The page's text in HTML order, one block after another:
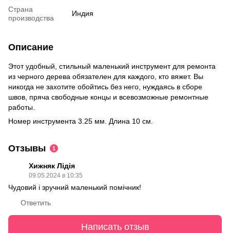
Страна
производства
Индия
Описание
Этот удобный, стильный маленький инструмент для ремонта
из черного дерева обязателен для каждого, кто вяжет. Вы
никогда не захотите обойтись без него, нуждаясь в сборе
швов, пряча свободные концы и всевозможные ремонтные
работы.
Номер инструмента 3.25 мм. Длина 10 см.
Отзывы 1
Хижняк Лідія
09.05.2024 в 10:35
Чудовий і зручний маленький помічник!
Ответить
Написать отзыв